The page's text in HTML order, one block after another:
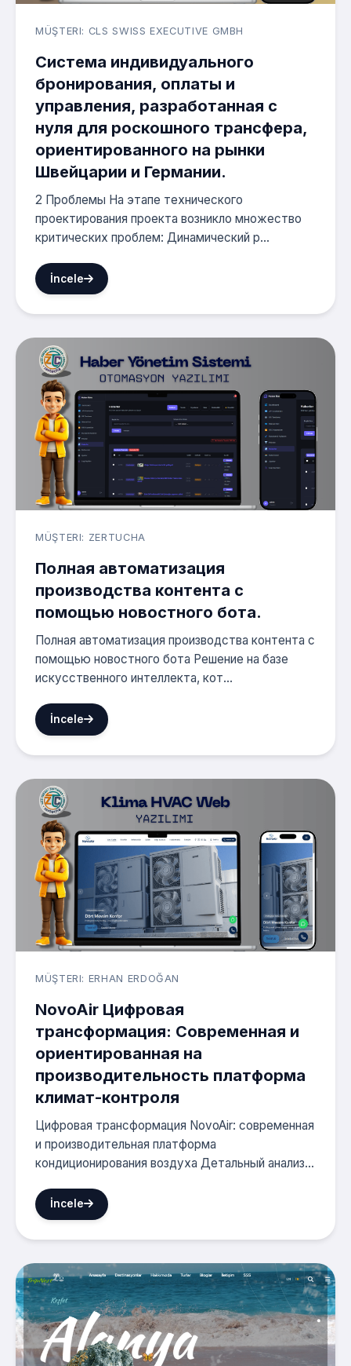
MÜŞTERI: CLS SWISS EXECUTIVE GMBH
Система индивидуального
бронирования, оплаты и
управления, разработанная с
нуля для роскошного трансфера,
ориентированного на рынки
Швейцарии и Германии.
2 Проблемы На этапе технического
проектирования проекта возникло множество
критических проблем: Динамический р...
İncele
MÜŞTERI: ZERTUCHA
Полная автоматизация
производства контента с
помощью новостного бота.
Полная автоматизация производства контента с
помощью новостного бота Решение на базе
искусственного интеллекта, кот...
İncele
MÜŞTERI: ERHAN ERDOĞAN
NovoAir Цифровая
трансформация: Современная и
ориентированная на
производительность платформа
климат-контроля
Цифровая трансформация NovoAir: современная
и производительная платформа
кондиционирования воздуха Детальный анализ...
İncele